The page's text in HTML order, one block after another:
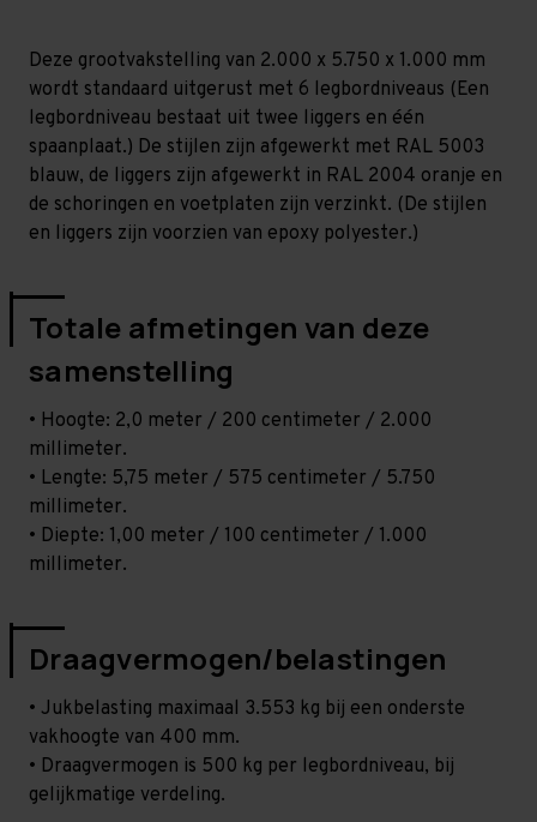
Deze grootvakstelling van 2.000 x 5.750 x 1.000 mm
wordt standaard uitgerust met 6 legbordniveaus (Een
legbordniveau bestaat uit twee liggers en één
spaanplaat.) De stijlen zijn afgewerkt met RAL 5003
blauw, de liggers zijn afgewerkt in RAL 2004 oranje en
de schoringen en voetplaten zijn verzinkt. (De stijlen
en liggers zijn voorzien van epoxy polyester.)
Totale afmetingen van deze
samenstelling
• Hoogte: 2,0 meter / 200 centimeter / 2.000
millimeter.
• Lengte: 5,75 meter / 575 centimeter / 5.750
millimeter.
• Diepte: 1,00 meter / 100 centimeter / 1.000
millimeter.
Draagvermogen/belastingen
• Jukbelasting maximaal 3.553 kg bij een onderste
vakhoogte van 400 mm.
• Draagvermogen is 500 kg per legbordniveau, bij
gelijkmatige verdeling.